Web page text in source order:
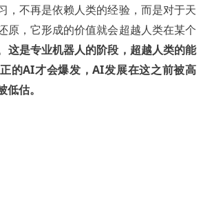
，不再是依赖人类的经验，而是对于天
原，它形成的价值就会超越人类在某个
这是专业机器人的阶段，超越人类的能
的AI才会爆发，AI发展在这之前被高
估。